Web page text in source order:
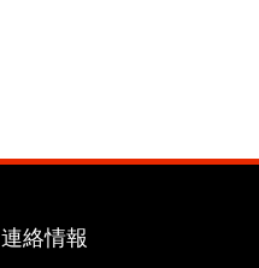
連絡情報